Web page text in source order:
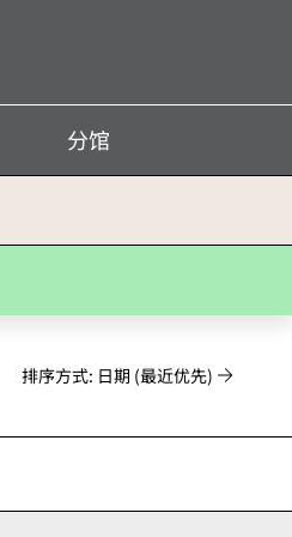
寻
分馆
排序方式: 日期 (最近优先)